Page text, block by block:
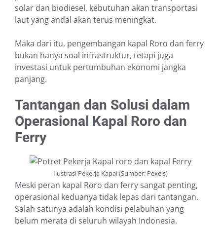
solar dan biodiesel, kebutuhan akan transportasi
laut yang andal akan terus meningkat.
Maka dari itu, pengembangan kapal Roro dan ferry
bukan hanya soal infrastruktur, tetapi juga
investasi untuk pertumbuhan ekonomi jangka
panjang.
Tantangan dan Solusi dalam
Operasional Kapal Roro dan
Ferry
Ilustrasi Pekerja Kapal (Sumber: Pexels)
Meski peran kapal Roro dan ferry sangat penting,
operasional keduanya tidak lepas dari tantangan.
Salah satunya adalah kondisi pelabuhan yang
belum merata di seluruh wilayah Indonesia.